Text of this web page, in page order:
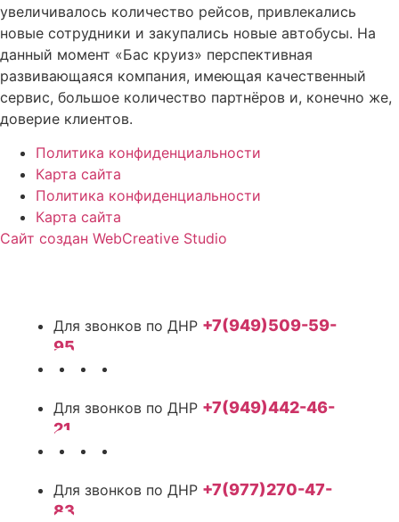
увеличивалось количество рейсов, привлекались
новые сотрудники и закупались новые автобусы. На
данный момент «Бас круиз» перспективная
развивающаяся компания, имеющая качественный
сервис, большое количество партнёров и, конечно же,
доверие клиентов.
Политика конфиденциальности
Карта сайта
Политика конфиденциальности
Карта сайта
Сайт создан WebCreative Studio
+7(949)509-59-
95
+7(949)442-46-
21
+7(977)270-47-
83